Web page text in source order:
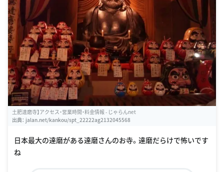
土肥達磨寺】アクセス・営業時間・料金情報 - じゃらんnet
出典： jalan.net/kankou/spt_22222ag2132045568
日本最大の達磨がある達磨さんのお寺。達磨だらけで怖いです
ね